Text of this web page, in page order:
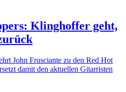
Klinghoffer geht,
John Frusciante zu den Red Hot
damit den aktuellen Gitarristen